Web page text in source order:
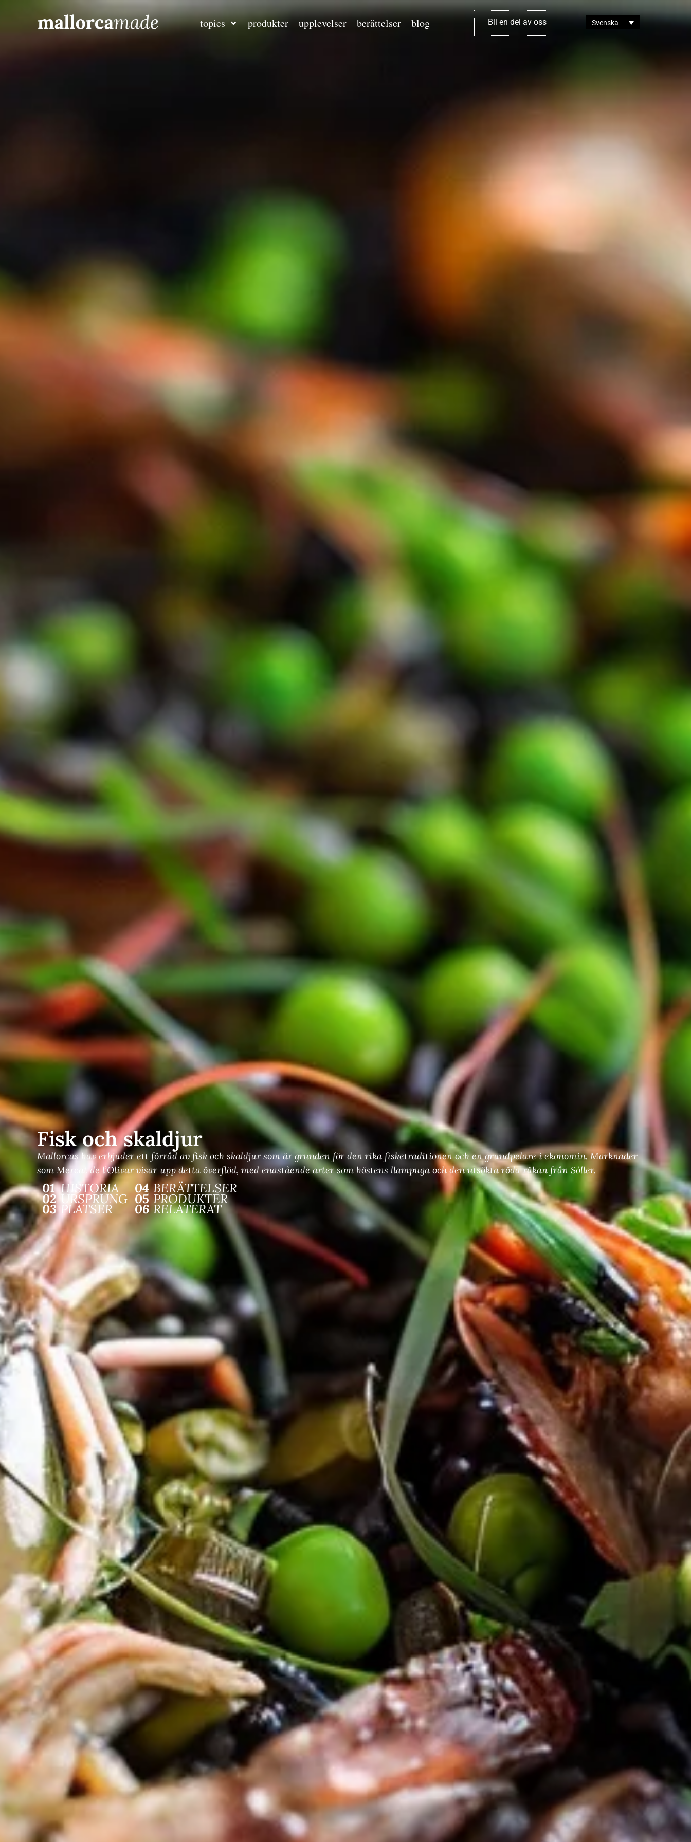
topics produkter upplevelser berättelser blog Bli en del av oss Svenska
Fisk och skaldjur
Mallorcas hav erbjuder ett förråd av fisk och skaldjur som är grunden för den rika fisketraditionen och en grundpelare i ekonomin. Marknader
som Mercat de l’Olivar visar upp detta överflöd, med enastående arter som höstens llampuga och den utsökta röda räkan från Sóller.
01
02
03
HISTORIA
URSPRUNG
PLATSER
04
05
06
BERÄTTELSER
PRODUKTER
RELATERAT